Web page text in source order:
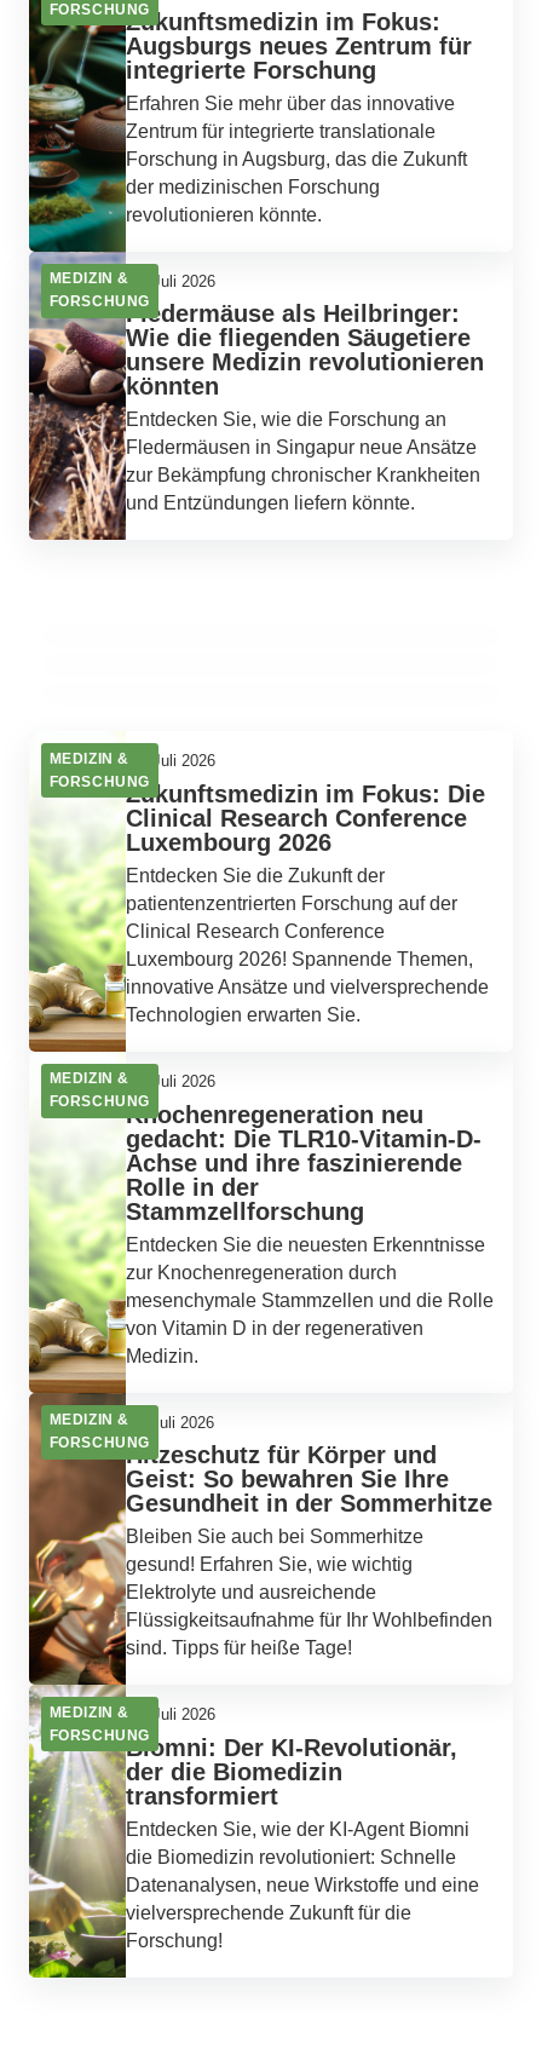
FORSCHUNGZukunftsmedizin im Fokus:
Augsburgs neues Zentrum für
integrierte Forschung
Erfahren Sie mehr über das innovative
Zentrum für integrierte translationale
Forschung in Augsburg, das die Zukunft
der medizinischen Forschung
revolutionieren könnte.
MEDIZIN &
FORSCHUNG
16. Juli 2026
Fledermäuse als Heilbringer:
Wie die fliegenden Säugetiere
unsere Medizin revolutionieren
könnten
Entdecken Sie, wie die Forschung an
Fledermäusen in Singapur neue Ansätze
zur Bekämpfung chronischer Krankheiten
und Entzündungen liefern könnte.
15. Juli 2026
Herzmedizin im Wandel: Dr. Sigrid Sandners Vision für
15. Juli 2026
Gesundheitsversorgung im Dilemma:
MEDIZIN &
FORSCHUNG
13. Juli 2026
Zukunftsmedizin im Fokus: Die
Clinical Research Conference
Luxembourg 2026
Entdecken Sie die Zukunft der
patientenzentrierten Forschung auf der
Clinical Research Conference
Luxembourg 2026! Spannende Themen,
innovative Ansätze und vielversprechende
Technologien erwarten Sie.
MEDIZIN &
FORSCHUNG
12. Juli 2026
Knochenregeneration neu
gedacht: Die TLR10-Vitamin-D-
Achse und ihre faszinierende
Rolle in der
Stammzellforschung
Entdecken Sie die neuesten Erkenntnisse
zur Knochenregeneration durch
mesenchymale Stammzellen und die Rolle
von Vitamin D in der regenerativen
Medizin.
MEDIZIN &
FORSCHUNG
11. Juli 2026
Hitzeschutz für Körper und
Geist: So bewahren Sie Ihre
Gesundheit in der Sommerhitze
Bleiben Sie auch bei Sommerhitze
gesund! Erfahren Sie, wie wichtig
Elektrolyte und ausreichende
Flüssigkeitsaufnahme für Ihr Wohlbefinden
sind. Tipps für heiße Tage!
MEDIZIN &
FORSCHUNG
10. Juli 2026
Biomni: Der KI-Revolutionär,
der die Biomedizin
transformiert
Entdecken Sie, wie der KI-Agent Biomni
die Biomedizin revolutioniert: Schnelle
Datenanalysen, neue Wirkstoffe und eine
vielversprechende Zukunft für die
Forschung!